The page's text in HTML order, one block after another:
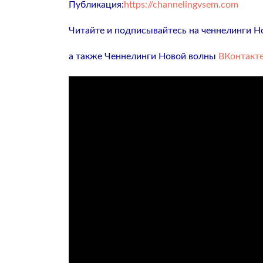
Публикация:https://channelingvsem.com
Читайте и подписывайтесь на ченнелинги
а также Ченнелинги Новой волны